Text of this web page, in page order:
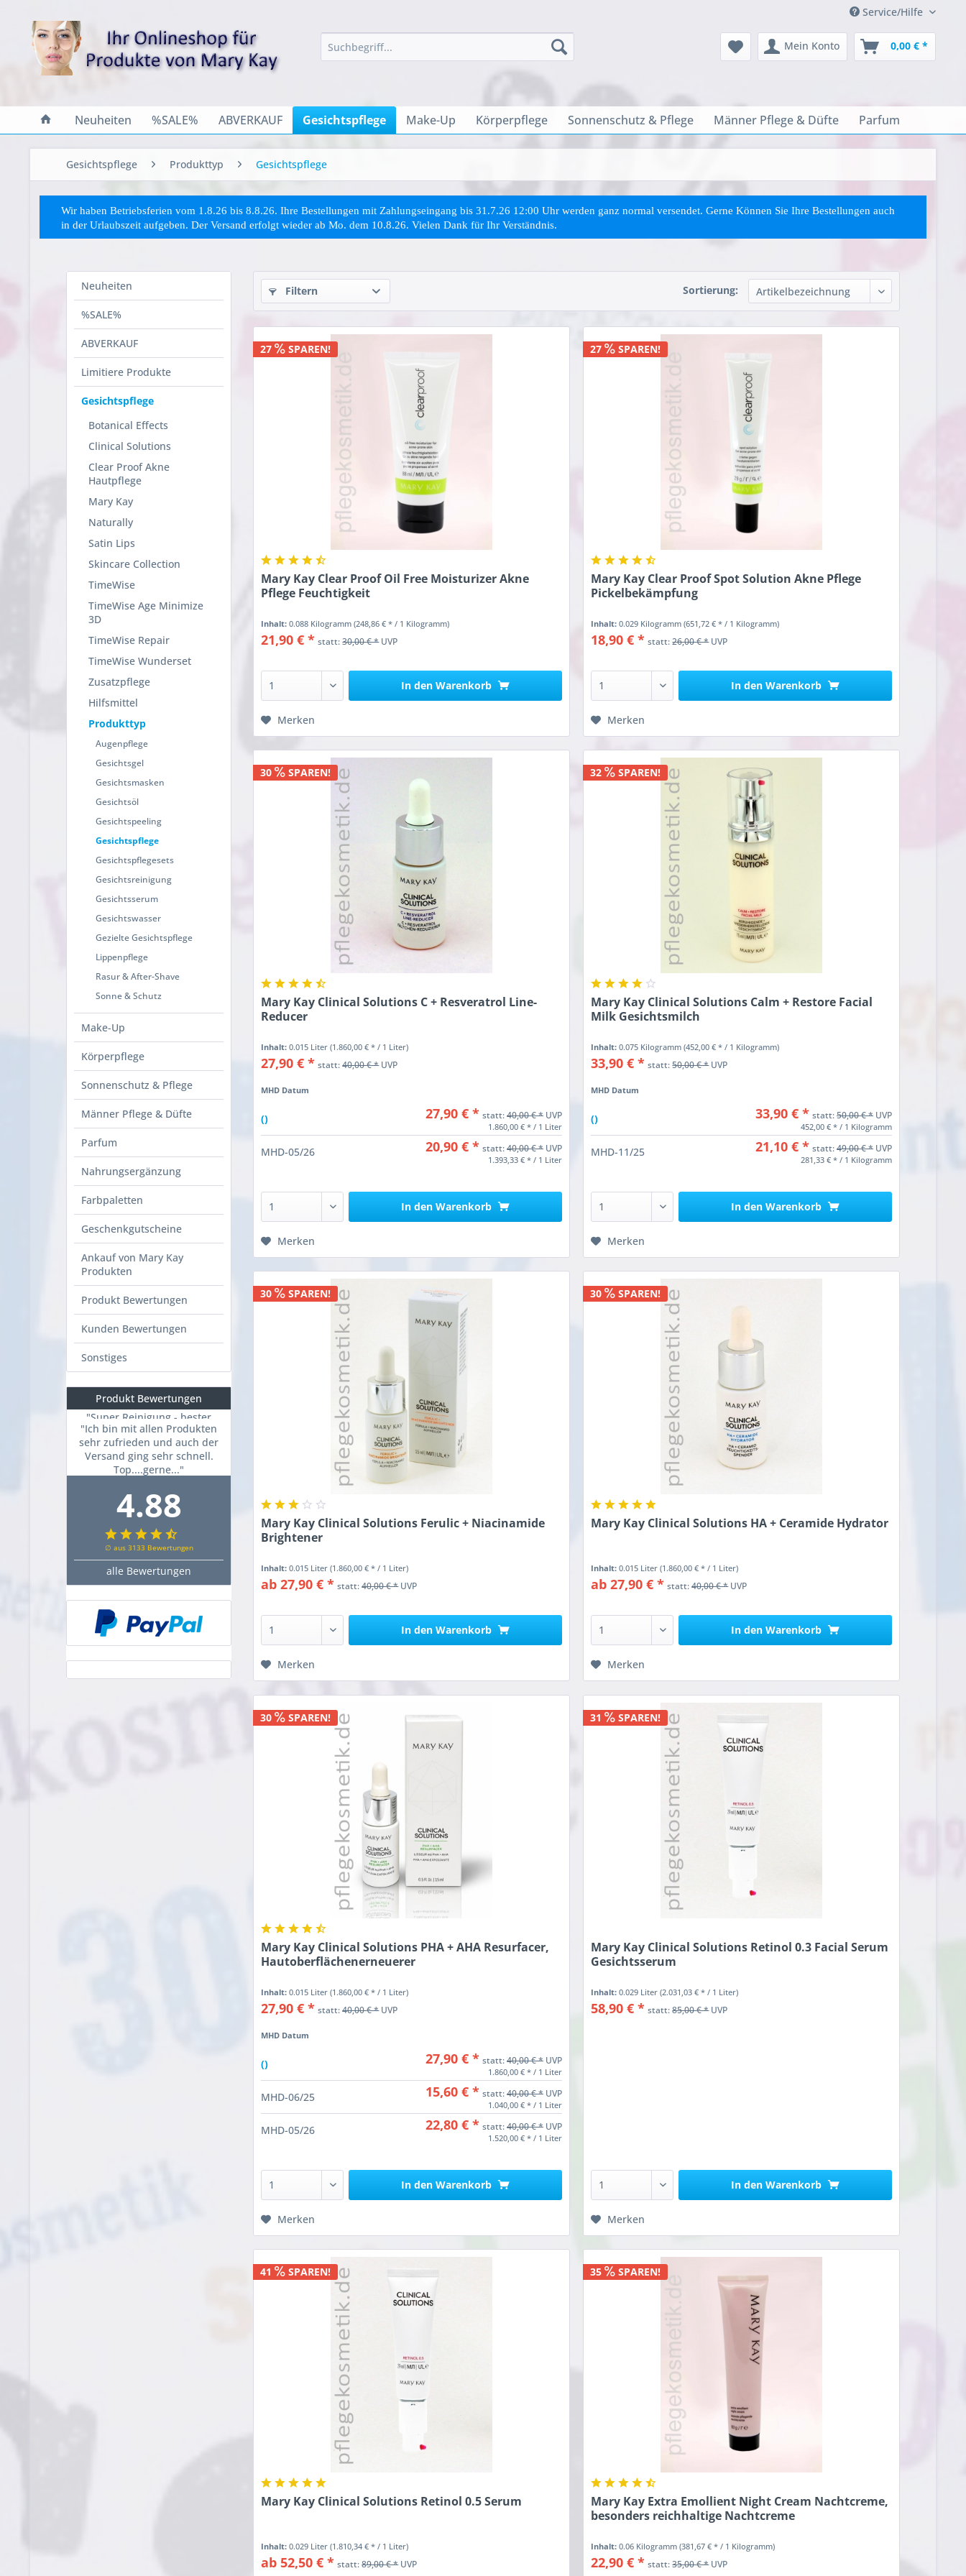
Service/Hilfe
Mein Konto 0,00 € *
Neuheiten %SALE% ABVERKAUF Gesichtspflege Make-Up Körperpflege Sonnenschutz & Pflege Männer Pflege & Düfte Parfum
Gesichtspflege Produkttyp Gesichtspflege
Wir haben Betriebsferien vom 1.8.26 bis 8.8.26. Ihre Bestellungen mit Zahlungseingang bis 31.7.26 12:00 Uhr werden ganz normal versendet. Gerne Können Sie Ihre Bestellungen auch
in der Urlaubszeit aufgeben. Der Versand erfolgt wieder ab Mo. dem 10.8.26. Vielen Dank für Ihr Verständnis.
Neuheiten
%SALE%
ABVERKAUF
Limitiere Produkte
Gesichtspflege
Botanical Effects
Clinical Solutions
Clear Proof Akne
Hautpflege
Mary Kay
Naturally
Satin Lips
Skincare Collection
TimeWise
TimeWise Age Minimize
3D
TimeWise Repair
TimeWise Wunderset
Zusatzpflege
Hilfsmittel
Produkttyp
Augenpflege
Gesichtsgel
Gesichtsmasken
Gesichtsöl
Gesichtspeeling
Gesichtspflege
Gesichtspflegesets
Gesichtsreinigung
Gesichtsserum
Gesichtswasser
Gezielte Gesichtspflege
Lippenpflege
Rasur & After-Shave
Sonne & Schutz
Make-Up
Körperpflege
Sonnenschutz & Pflege
Männer Pflege & Düfte
Parfum
Nahrungsergänzung
Farbpaletten
Geschenkgutscheine
Ankauf von Mary Kay
Produkten
Produkt Bewertungen
Kunden Bewertungen
Sonstiges
Produkt Bewertungen
"Ich bin mit allen Produkten
sehr zufrieden und auch der
Versand ging sehr schnell.
Top....gerne..."
Christina F.
4.88
∅ aus 3133 Bewertungen
alle Bewertungen
Filtern Sortierung:
27 SPAREN!
Mary Kay Clear Proof Oil Free Moisturizer Akne
Pflege Feuchtigkeit
Inhalt:0.088 Kilogramm(248,86 € * / 1 Kilogramm)
21,90 € * statt:30,00 € *UVP
In den Warenkorb
Merken
27 SPAREN!
Mary Kay Clear Proof Spot Solution Akne Pflege
Pickelbekämpfung
Inhalt:0.029 Kilogramm(651,72 € * / 1 Kilogramm)
18,90 € * statt:26,00 € *UVP
In den Warenkorb
Merken
30 SPAREN!
Mary Kay Clinical Solutions C + Resveratrol Line-
Reducer
Inhalt:0.015 Liter(1.860,00 € * / 1 Liter)
27,90 € * statt:40,00 € *UVP
MHD Datum
() 27,90 € * statt:40,00 € * UVP
1.860,00 € * / 1 Liter
MHD-05/26 20,90 € * statt:40,00 € * UVP
1.393,33 € * / 1 Liter
In den Warenkorb
Merken
32 SPAREN!
Mary Kay Clinical Solutions Calm + Restore Facial
Milk Gesichtsmilch
Inhalt:0.075 Kilogramm(452,00 € * / 1 Kilogramm)
33,90 € * statt:50,00 € *UVP
MHD Datum
() 33,90 € * statt:50,00 € * UVP
452,00 € * / 1 Kilogramm
MHD-11/25 21,10 € * statt:49,00 € * UVP
281,33 € * / 1 Kilogramm
In den Warenkorb
Merken
30 SPAREN!
Mary Kay Clinical Solutions Ferulic + Niacinamide
Brightener
Inhalt:0.015 Liter(1.860,00 € * / 1 Liter)
ab 27,90 € * statt:40,00 € *UVP
In den Warenkorb
Merken
30 SPAREN!
Mary Kay Clinical Solutions HA + Ceramide Hydrator
Inhalt:0.015 Liter(1.860,00 € * / 1 Liter)
ab 27,90 € * statt:40,00 € *UVP
In den Warenkorb
Merken
30 SPAREN!
Mary Kay Clinical Solutions PHA + AHA Resurfacer,
Hautoberflächenerneuerer
Inhalt:0.015 Liter(1.860,00 € * / 1 Liter)
27,90 € * statt:40,00 € *UVP
MHD Datum
() 27,90 € * statt:40,00 € * UVP
1.860,00 € * / 1 Liter
MHD-06/25 15,60 € * statt:40,00 € * UVP
1.040,00 € * / 1 Liter
MHD-05/26 22,80 € * statt:40,00 € * UVP
1.520,00 € * / 1 Liter
In den Warenkorb
Merken
31 SPAREN!
Mary Kay Clinical Solutions Retinol 0.3 Facial Serum
Gesichtsserum
Inhalt:0.029 Liter(2.031,03 € * / 1 Liter)
58,90 € * statt:85,00 € *UVP
In den Warenkorb
Merken
41 SPAREN!
Mary Kay Clinical Solutions Retinol 0.5 Serum
Inhalt:0.029 Liter(1.810,34 € * / 1 Liter)
ab 52,50 € * statt:89,00 € *UVP
35 SPAREN!
Mary Kay Extra Emollient Night Cream Nachtcreme,
besonders reichhaltige Nachtcreme
Inhalt:0.06 Kilogramm(381,67 € * / 1 Kilogramm)
22,90 € * statt:35,00 € *UVP